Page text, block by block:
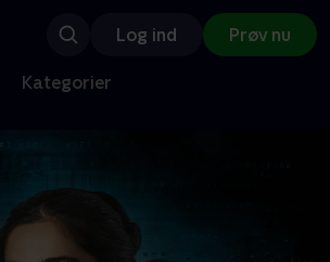
Log ind Prøv nu
Kategorier